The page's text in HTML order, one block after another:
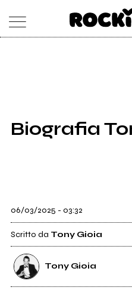
SHOP
RADIO
Biografia
06/03/2025 - 03:32
Scritto da Tony Gioia
Tony Gioia